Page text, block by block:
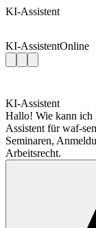
KI-Assistent
KI-AssistentOnline
KI-Assistent
Hallo! Wie kann ich
Assistent für waf-
Seminaren,
Arbeitsrecht.